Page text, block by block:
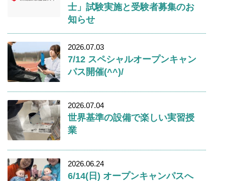
士」試験実施と受験者募集のお
知らせ
2026.07.03
7/12 スペシャルオープンキャン
パス開催(^^)/
2026.07.04
世界基準の設備で楽しい実習授
業
2026.06.24
6/14(日) オープンキャンパスへ